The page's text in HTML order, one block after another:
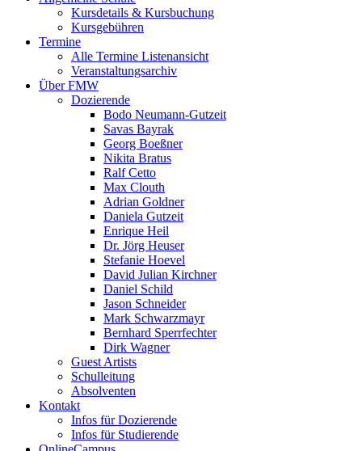
Kursdetails & Kursbuchung
Kursgebühren
Termine
Alle Termine Listenansicht
Veranstaltungsarchiv
Über FMW
Dozierende
Bodo Neumann-Gutzeit
Savas Bayrak
Georg Boeßner
Nikita Bratus
Ralf Cetto
Max Clouth
Adrian Goldner
Daniela Gutzeit
Enrique Heil
Dr. Jörg Heuser
Stefanie Hoevel
David Julian Kirchner
Daniel Schild
Jason Schneider
Mark Schwarzmayr
Bernhard Sperrfechter
Dirk Wagner
Guest Artists
Schulleitung
Absolventen
Kontakt
Infos für Dozierende
Infos für Studierende